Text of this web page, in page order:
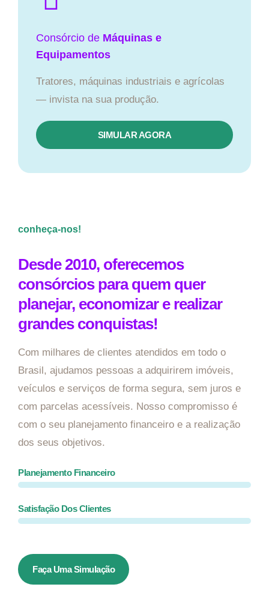
Consórcio de Máquinas e
Equipamentos
Tratores, máquinas industriais e agrícolas
— invista na sua produção.
SIMULAR AGORA
conheça-nos!
Desde 2010, oferecemos
consórcios para quem quer
planejar, economizar e realizar
grandes conquistas!
Com milhares de clientes atendidos em todo o
Brasil, ajudamos pessoas a adquirirem imóveis,
veículos e serviços de forma segura, sem juros e
com parcelas acessíveis. Nosso compromisso é
com o seu planejamento financeiro e a realização
dos seus objetivos.
Planejamento Financeiro
Satisfação Dos Clientes
Faça Uma Simulação